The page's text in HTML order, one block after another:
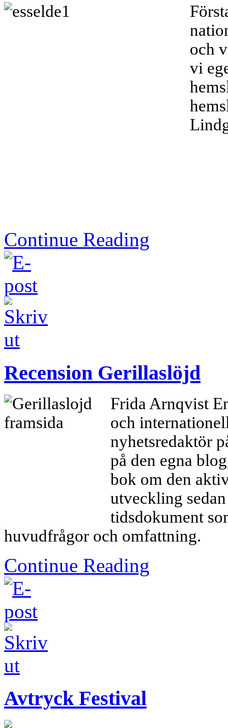
och
vi
Continue Reading
Recension Gerillaslöjd
Frida Arnqvist
och
nyhetsredaktör
på den egna
bok om den
utveckling
tidsdokument
huvudfrågor och omfattning.
Continue Reading
Avtryck Festival